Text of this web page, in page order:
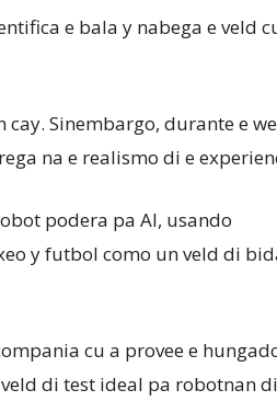
e bala y nabega e veld
Sinembargo, durante e
na e realismo di e
podera pa AI, usando
y futbol como un veld di
cu a provee e
di test ideal pa robotnan